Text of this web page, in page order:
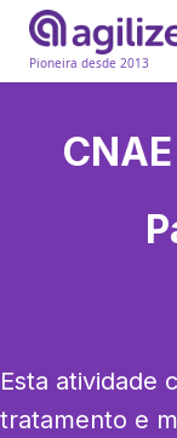
Pioneira desde 2013
Esta atividade
tratamento e